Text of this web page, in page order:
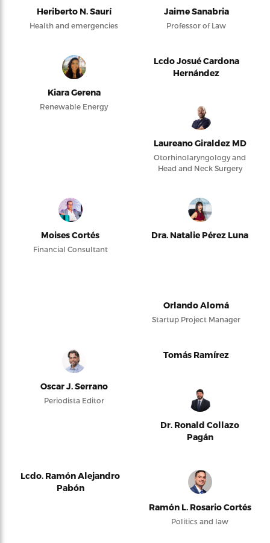
Heriberto N. Saurí
Health and emergencies
Jaime Sanabria
Professor of Law
Kiara Gerena
Renewable Energy
Lcdo Josué Cardona
Hernández
Laureano Giraldez MD
Otorhinolaryngology and
Head and Neck Surgery
Moises Cortés
Financial Consultant
Dra. Natalie Pérez Luna
Orlando Alomá
Startup Project Manager
Oscar J. Serrano
Periodista Editor
Tomás Ramírez
Dr. Ronald Collazo
Pagán
Lcdo. Ramón Alejandro
Pabón
Ramón L. Rosario Cortés
Politics and law